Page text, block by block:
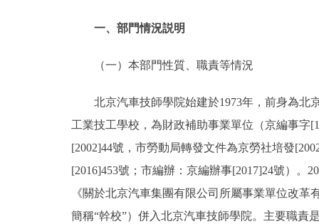
一、部門情況説明
（一）本部門性質、職責等情況
北京汽車技師學院始建於1973年，前身為北京
工業技工學校，為財政補助事業單位（京編事字
[2002]44號，市勞動局轉發文件為京勞社培發
[2016]453號；市編辦：京編辦事[2017]24號）。
《關於北京汽車集團有限公司所屬事業單位改
簡稱“幹校”）併入北京汽車技師學院。主要職責